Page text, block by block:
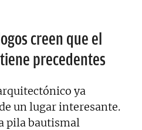
creen que el
precedentes
ya
un lugar interesante.
pila bautismal